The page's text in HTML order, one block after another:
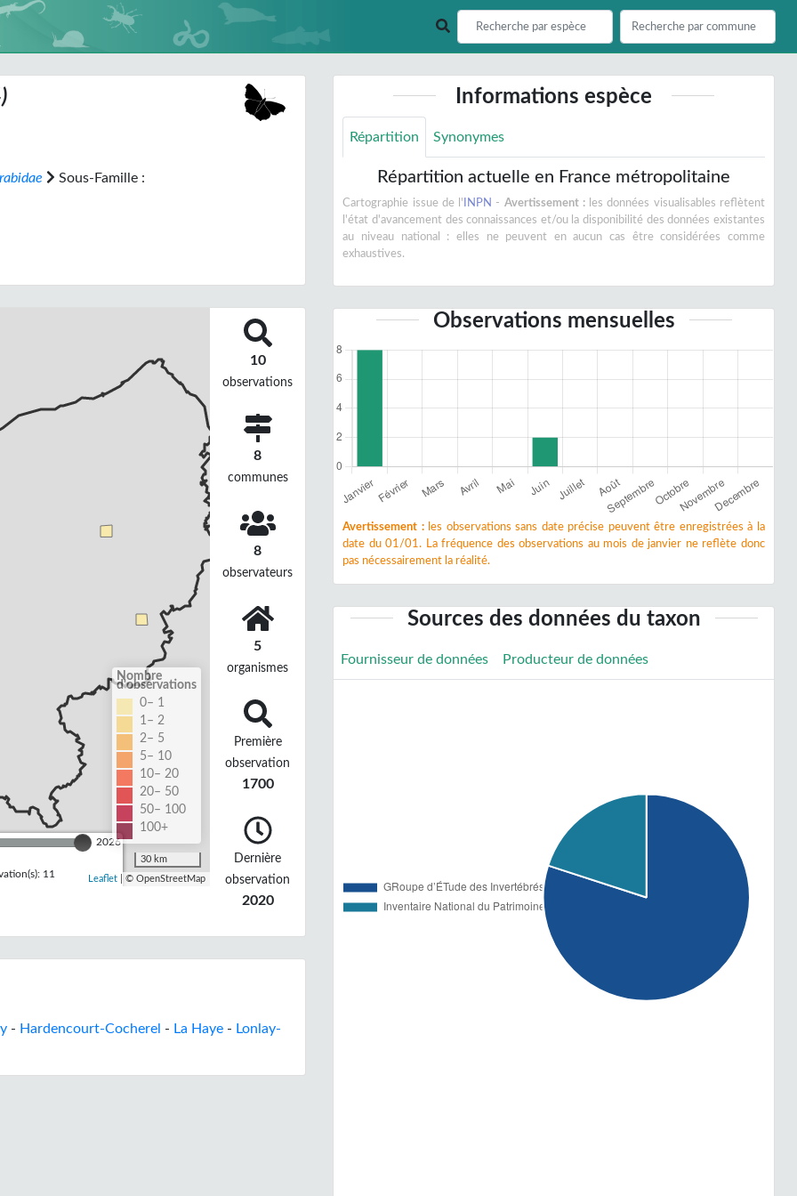
Sous-Famille :
2026
11
Nombre
d'observations
0– 1
1– 2
2– 5
5– 10
10– 20
20– 50
50– 100
100+
30 km
Leaflet| © OpenStreetMap
10
observations
8
communes
8
observateurs
5
organismes
Première
observation
1700
Dernière
observation
2020
- Hardencourt-Cocherel - La Haye - Lonlay-
Informations espèce
Répartition Synonymes
Répartition actuelle en France métropolitaine
Cartographie issue de l' INPN - Avertissement :les données visualisables reflètent
l'état d'avancement des connaissances et/ou la disponibilité des données existantes
au niveau national : elles ne peuvent en aucun cas être considérées comme
exhaustives.
Observations mensuelles
Avertissement :les observations sans date précise peuvent être enregistrées à la
date du 01/01. La fréquence des observations au mois de janvier ne reflète donc
pas nécessairement la réalité.
Sources des données du taxon
Fournisseur de données Producteur de données